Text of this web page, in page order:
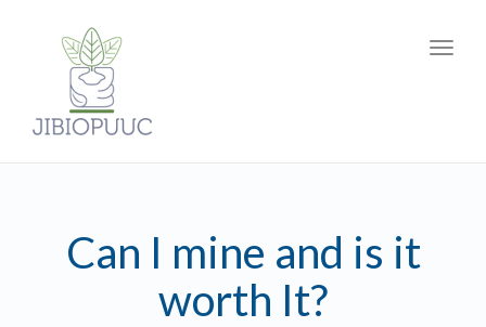
Can I mine and is it
worth It?